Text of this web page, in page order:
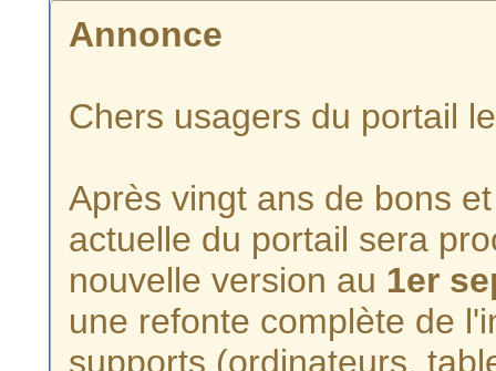
Annonce
Chers usagers du portail
Après vingt ans de bons
actuelle du portail sera
nouvelle version au 1er
une refonte complète de
supports (ordinateurs,